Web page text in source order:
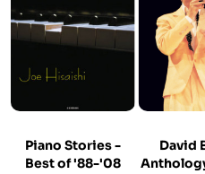
Piano Stories -
Best of '88-'08
David